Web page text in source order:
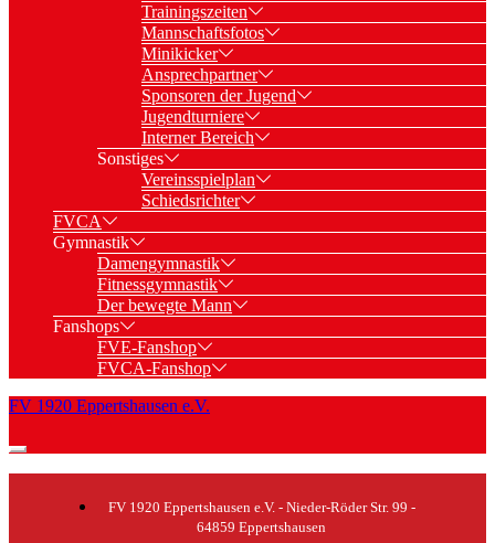
Trainingszeiten
Mannschaftsfotos
Minikicker
Ansprechpartner
Sponsoren der Jugend
Jugendturniere
Interner Bereich
Sonstiges
Vereinsspielplan
Schiedsrichter
FVCA
Gymnastik
Damengymnastik
Fitnessgymnastik
Der bewegte Mann
Fanshops
FVE-Fanshop
FVCA-Fanshop
FV 1920 Eppertshausen e.V.
FV 1920 Eppertshausen e.V. - Nieder-Röder Str. 99 -
64859 Eppertshausen